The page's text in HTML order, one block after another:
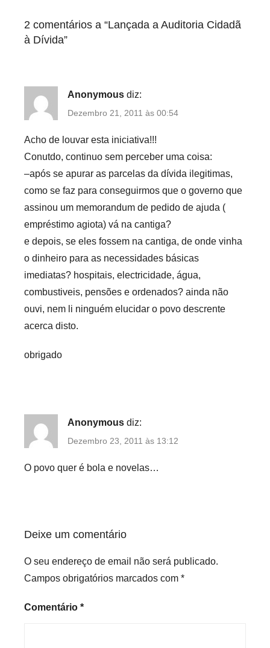
2 comentários a “Lançada a Auditoria Cidadã
à Dívida”
Anonymous diz:
Dezembro 21, 2011 às 00:54
Acho de louvar esta iniciativa!!!
Conutdo, continuo sem perceber uma coisa:
–após se apurar as parcelas da dívida ilegitimas,
como se faz para conseguirmos que o governo que
assinou um memorandum de pedido de ajuda (
empréstimo agiota) vá na cantiga?
e depois, se eles fossem na cantiga, de onde vinha
o dinheiro para as necessidades básicas
imediatas? hospitais, electricidade, água,
combustiveis, pensões e ordenados? ainda não
ouvi, nem li ninguém elucidar o povo descrente
acerca disto.
obrigado
Anonymous diz:
Dezembro 23, 2011 às 13:12
O povo quer é bola e novelas…
Deixe um comentário
O seu endereço de email não será publicado.
Campos obrigatórios marcados com *
Comentário *